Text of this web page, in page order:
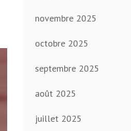
novembre 2025
octobre 2025
septembre 2025
août 2025
juillet 2025